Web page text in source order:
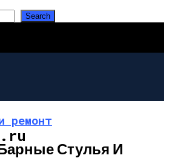
ремонт
Стулья И